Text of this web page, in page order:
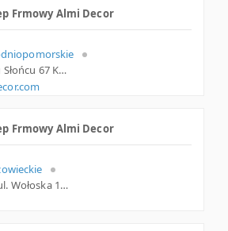
Frmowy Almi Decor
71-073 Szczecin, Ku Słońcu 67 King Cross, zachodniopomorskie
Frmowy Almi Decor
02-675 Warszawa, ul. Wołoska 12, mazowieckie